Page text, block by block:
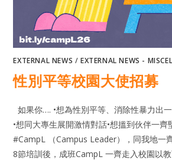
EXTERNAL NEWS /EXTERNAL NEWS -
性別平等校園大使招募
如果你…. •想為性別平等、消除性暴力出
•想同大專生展開激情對話•想搵到伙伴一
#CampL （Campus Leader），同我地一
8節培訓後，成班CampL 一齊走入校園以